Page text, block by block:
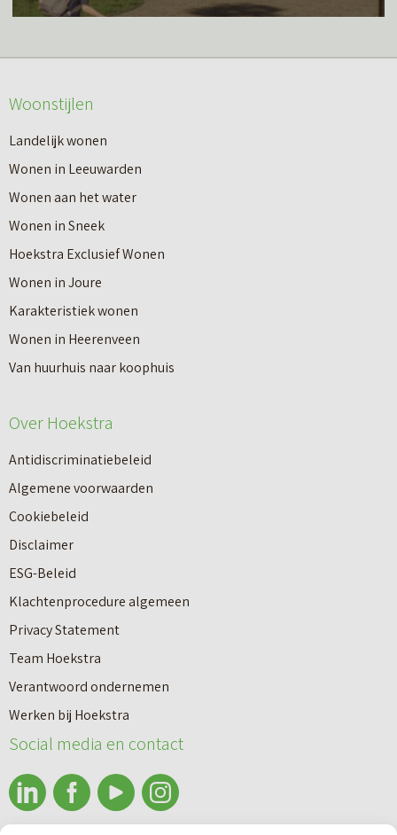
Nieuwbouw
Huren
o
e
r
I
n
8
s
t
a
p
p
n
n
a
a
r
e
e
n
n
i
e
u
o
s
e
o
v
e
r
V
a
n
n
e
u
Woonstijlen
Landelijk wonen
Wonen in Leeuwarden
Wonen aan het water
Wonen in Sneek
Hoekstra Exclusief Wonen
Wonen in Joure
Karakteristiek wonen
Wonen in Heerenveen
Van huurhuis naar koophuis
Over Hoekstra
Antidiscriminatiebeleid
Algemene voorwaarden
Cookiebeleid
Disclaimer
ESG-Beleid
Klachtenprocedure algemeen
Privacy Statement
Team Hoekstra
Verantwoord ondernemen
Werken bij Hoekstra
Social media en contact